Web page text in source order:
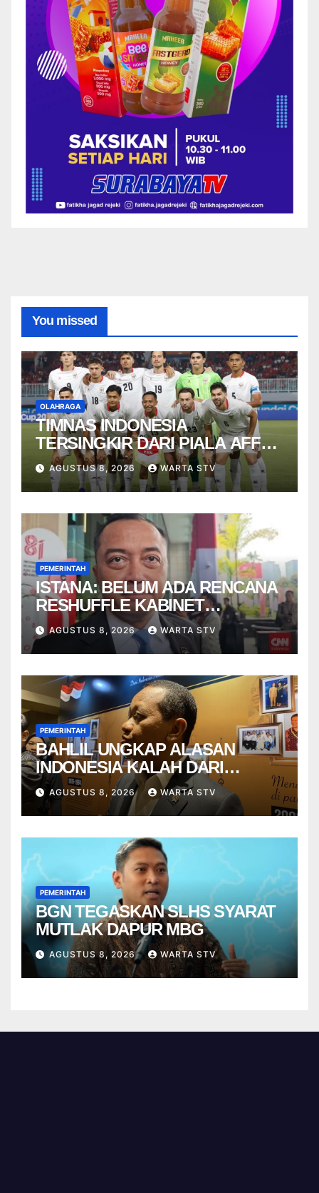
You missed
OLAHRAGA
TIMNAS INDONESIA
TERSINGKIR DARI PIALA AFF
2026
AGUSTUS 8, 2026 WARTA STV
PEMERINTAH
ISTANA: BELUM ADA RENCANA
RESHUFFLE KABINET
AGUSTUS
AGUSTUS 8, 2026 WARTA STV
PEMERINTAH
BAHLIL UNGKAP ALASAN
INDONESIA KALAH DARI
VIETNAM
AGUSTUS 8, 2026 WARTA STV
PEMERINTAH
BGN TEGASKAN SLHS SYARAT
MUTLAK DAPUR MBG
AGUSTUS 8, 2026 WARTA STV